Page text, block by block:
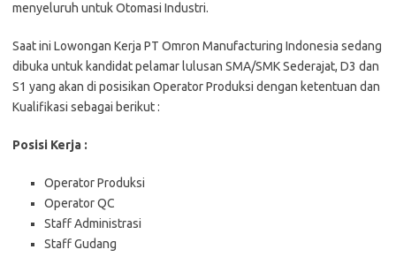
menyeluruh untuk Otomasi Industri.
Saat ini Lowongan Kerja PT Omron Manufacturing Indonesia sedang
dibuka untuk kandidat pelamar lulusan SMA/SMK Sederajat, D3 dan
S1 yang akan di posisikan Operator Produksi dengan ketentuan dan
Kualifikasi sebagai berikut :
Posisi Kerja :
Operator Produksi
Operator QC
Staff Administrasi
Staff Gudang